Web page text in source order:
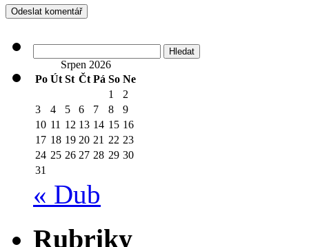
Srpen 2026
Po Út St Čt Pá So Ne
1
2
3
4 5 6 7 8
9
10 11 12 13 14 15 16
17 18 19 20 21 22 23
24 25 26 27 28 29 30
31
« Dub
Rubriky